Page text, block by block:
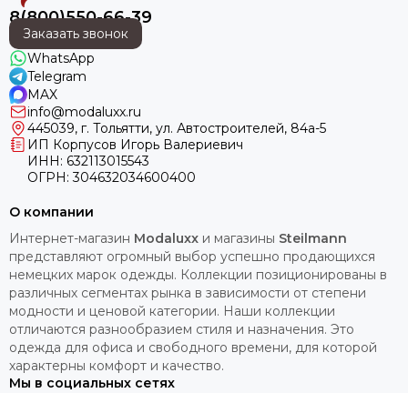
8(800)550-66-39
Заказать звонок
WhatsApp
Telegram
MAX
info@modaluxx.ru
445039, г. Тольятти, ул. Автостроителей, 84а-5
ИП Корпусов Игорь Валериевич
ИНН: 632113015543
ОГРН: 304632034600400
О компании
Интернет-магазин Modaluxx и магазины Steilmann
представляют огромный выбор успешно продающихся
немецких марок одежды. Коллекции позиционированы в
различных сегментах рынка в зависимости от степени
модности и ценовой категории. Наши коллекции
отличаются разнообразием стиля и назначения. Это
одежда для офиса и свободного времени, для которой
характерны комфорт и качество.
Мы в социальных сетях